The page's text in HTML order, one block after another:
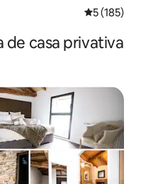
5 de uma
5 (185)
casa privativa